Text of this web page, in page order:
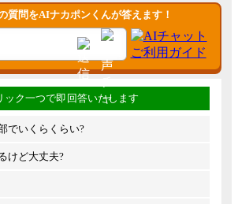
質問をAIナカポンくんが答えます！
でいくらくらい?
けど大丈夫?